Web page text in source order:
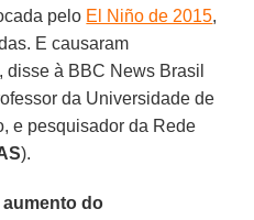
pelo El Niño de 2015,
E causaram
disse à BBC News Brasil
da Universidade de
e pesquisador da Rede
).
aumento do